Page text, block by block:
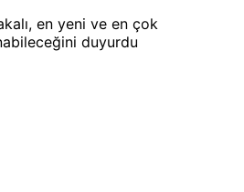
en yeni ve en çok
duyurdu